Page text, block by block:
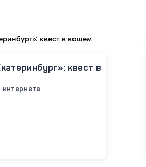
квест в
интернете